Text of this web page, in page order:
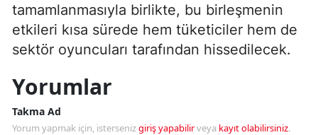
tamamlanmasıyla birlikte, bu birleşmenin
etkileri kısa sürede hem tüketiciler hem de
sektör oyuncuları tarafından hissedilecek.
Yorumlar
Takma Ad
Yorum yapmak için, istersenizgiriş yapabilirveya kayıt olabilirsiniz.